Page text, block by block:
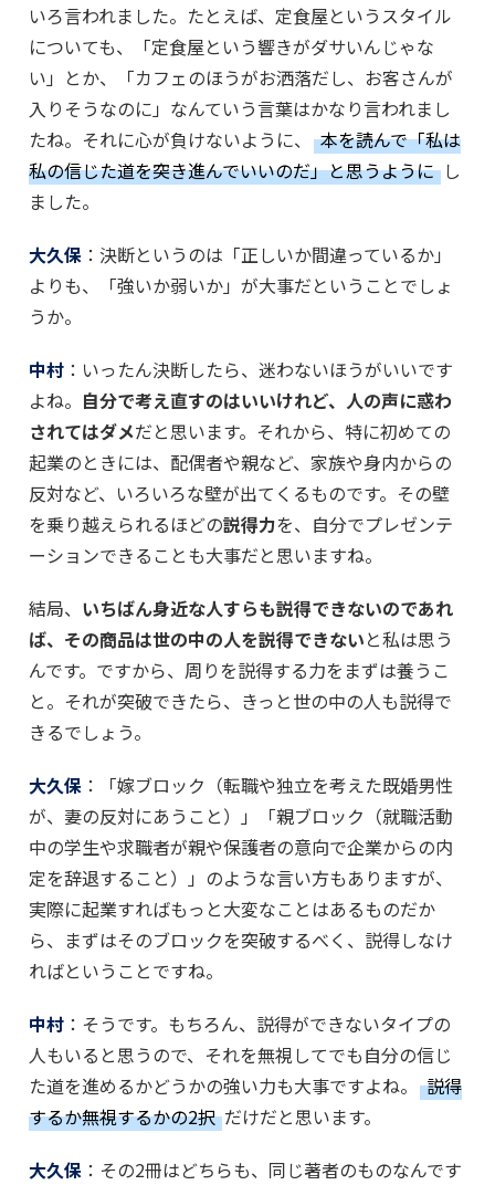
いろ言われました。たとえば、定食屋というスタイル
についても、「定食屋という響きがダサいんじゃな
い」とか、「カフェのほうがお洒落だし、お客さんが
入りそうなのに」なんていう言葉はかなり言われまし
たね。それに心が負けないように、
本を読んで「私は
私の信じた道を突き進んでいいのだ」と思うように し
ました。
大久保 ：決断というのは「正しいか間違っているか」
よりも、「強いか弱いか」が大事だということでしょ
うか。
中村 ：いったん決断したら、迷わないほうがいいです
よね。 自分で考え直すのはいいけれど、人の声に惑わ
されてはダメだと思います。それから、特に初めての
起業のときには、配偶者や親など、家族や身内からの
反対など、いろいろな壁が出てくるものです。その壁
を乗り越えられるほどの説得力を、自分でプレゼンテ
ーションできることも大事だと思いますね。
結局、 いちばん身近な人すらも説得できないのであれ
ば、その商品は世の中の人を説得できないと私は思う
んです。ですから、周りを説得する力をまずは養うこ
と。それが突破できたら、きっと世の中の人も説得で
きるでしょう。
大久保 ：「嫁ブロック（転職や独立を考えた既婚男性
が、妻の反対にあうこと）」「親ブロック（就職活動
中の学生や求職者が親や保護者の意向で企業からの内
定を辞退すること）」のような言い方もありますが、
実際に起業すればもっと大変なことはあるものだか
ら、まずはそのブロックを突破するべく、説得しなけ
ればということですね。
中村 ：そうです。もちろん、説得ができないタイプの
人もいると思うので、それを無視してでも自分の信じ
た道を進めるかどうかの強い力も大事ですよね。
説得
するか無視するかの2択 だけだと思います。
大久保 ：その2冊はどちらも、同じ著者のものなんです